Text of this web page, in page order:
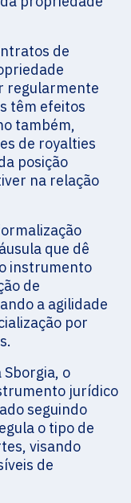
de
regularmente
têm efeitos
também,
de royalties
posição
na relação
que dê
instrumento
de
a agilidade
por
Sborgia, o
jurídico
seguindo
o tipo de
visando
de